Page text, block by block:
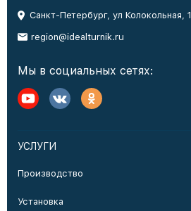
Санкт-Петербург, ул Колокольная, 1
region@idealturnik.ru
Мы в социальных сетях:
УСЛУГИ
Производство
Установка